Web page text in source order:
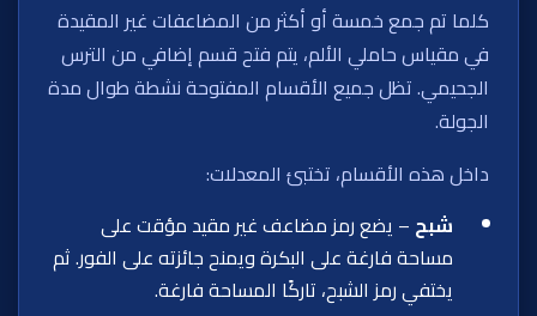
كلما تم جمع خمسة أو أكثر من المضاعفات غير المقيدة
في مقياس حاملي الألم، يتم فتح قسم إضافي من الترس
الجحيمي. تظل جميع الأقسام المفتوحة نشطة طوال مدة
الجولة.
داخل هذه الأقسام، تختبئ المعدلات:
شبح – يضع رمز مضاعف غير مقيد مؤقت على
مساحة فارغة على البكرة ويمنح جائزته على الفور. ثم
يختفي رمز الشبح، تاركًا المساحة فارغة.